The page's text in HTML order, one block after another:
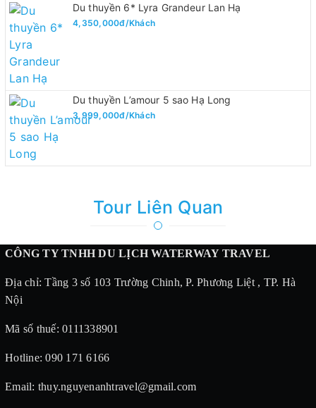
Du thuyền 6* Lyra Grandeur Lan Hạ
4,350,000đ/Khách
Du thuyền L’amour 5 sao Hạ Long
3,999,000đ/Khách
Tour Liên Quan
CÔNG TY TNHH DU LỊCH WATERWAY TRAVEL
Địa chỉ: Tầng 3 số 103 Trường Chinh, P. Phương Liệt , TP. Hà
Nội
Mã số thuế: 0111338901
Hotline: 090 171 6166
Email: thuy.nguyenanhtravel@gmail.com